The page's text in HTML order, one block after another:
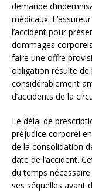
demande
médicaux.
l’accident pour
dommages
faire une offre
obligation résulte de
considérablement
d’accidents de la
Le délai de
préjudice corporel
de la consolidation
date de l’accident.
du temps
ses séquelles avant